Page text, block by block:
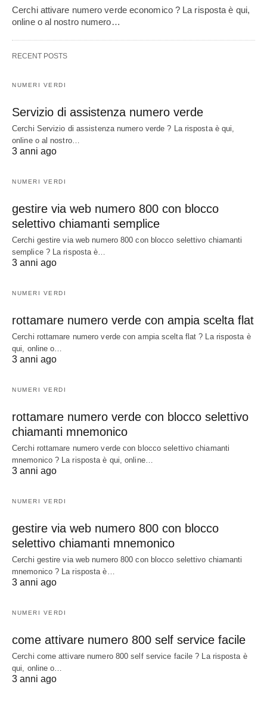
Cerchi attivare numero verde economico ? La risposta è qui,
online o al nostro numero…
RECENT POSTS
NUMERI VERDI
Servizio di assistenza numero verde
Cerchi Servizio di assistenza numero verde ? La risposta è qui,
online o al nostro…
3 anni ago
NUMERI VERDI
gestire via web numero 800 con blocco
selettivo chiamanti semplice
Cerchi gestire via web numero 800 con blocco selettivo chiamanti
semplice ? La risposta è…
3 anni ago
NUMERI VERDI
rottamare numero verde con ampia scelta flat
Cerchi rottamare numero verde con ampia scelta flat ? La risposta è
qui, online o…
3 anni ago
NUMERI VERDI
rottamare numero verde con blocco selettivo
chiamanti mnemonico
Cerchi rottamare numero verde con blocco selettivo chiamanti
mnemonico ? La risposta è qui, online…
3 anni ago
NUMERI VERDI
gestire via web numero 800 con blocco
selettivo chiamanti mnemonico
Cerchi gestire via web numero 800 con blocco selettivo chiamanti
mnemonico ? La risposta è…
3 anni ago
NUMERI VERDI
come attivare numero 800 self service facile
Cerchi come attivare numero 800 self service facile ? La risposta è
qui, online o…
3 anni ago